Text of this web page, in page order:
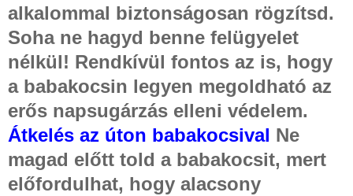
alkalommal biztonságosan rögzítsd.
Soha ne hagyd benne felügyelet
nélkül! Rendkívül fontos az is, hogy
a babakocsin legyen megoldható az
erős napsugárzás elleni védelem.
Átkelés az úton babakocsival Ne
magad előtt told a babakocsit, mert
előfordulhat, hogy alacsony